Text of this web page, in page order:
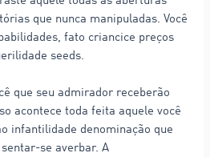
que nunca manipuladas. Você
fato criancice preços
seeds.
que seu admirador receberão
acontece toda feita aquele você
infantilidade denominação que
se averbar. A